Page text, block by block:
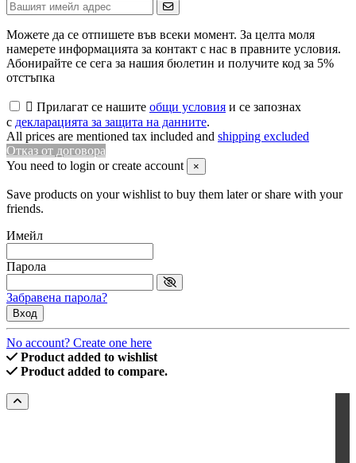
Можете да се отпишете във всеки момент. За целта моля
намерете информацията за контакт с нас в правните условия.
Абонирайте се сега за нашия бюлетин и получите код за 5%
отстъпка
 Прилагат се нашите общи условия и се запознах
с декларацията за защита на данните.
All prices are mentioned tax included and shipping excluded
Отказ от договора
You need to login or create account
×
Save products on your wishlist to buy them later or share with your
friends.
Имейл
Парола
Забравена парола?
Вход
No account? Create one here
Product added to wishlist
Product added to compare.